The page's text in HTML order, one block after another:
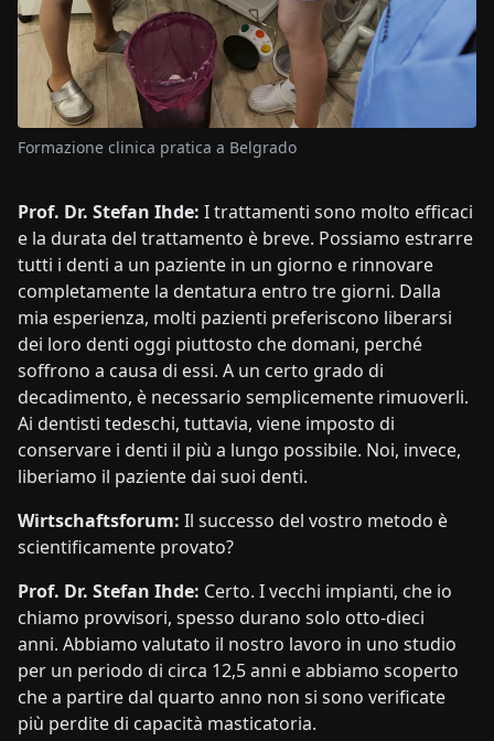
Prof. Dr. Stefan Ihde: I trattamenti sono molto efficaci
e la durata del trattamento è breve. Possiamo estrarre
tutti i denti a un paziente in un giorno e rinnovare
completamente la dentatura entro tre giorni. Dalla
mia esperienza, molti pazienti preferiscono liberarsi
dei loro denti oggi piuttosto che domani, perché
soffrono a causa di essi. A un certo grado di
decadimento, è necessario semplicemente rimuoverli.
Ai dentisti tedeschi, tuttavia, viene imposto di
conservare i denti il più a lungo possibile. Noi, invece,
liberiamo il paziente dai suoi denti.
Wirtschaftsforum: Il successo del vostro metodo è
scientificamente provato?
Prof. Dr. Stefan Ihde: Certo. I vecchi impianti, che io
chiamo provvisori, spesso durano solo otto-dieci
anni. Abbiamo valutato il nostro lavoro in uno studio
per un periodo di circa 12,5 anni e abbiamo scoperto
che a partire dal quarto anno non si sono verificate
più perdite di capacità masticatoria.
Formazione clinica pratica a Belgrado